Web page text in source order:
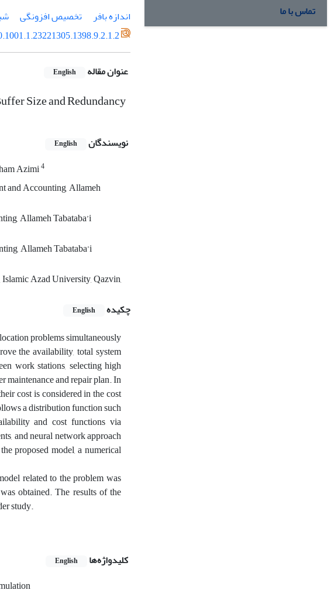
اندازه بافر
تخصیص افزونگی
عنوان مقاله English
Size and Redundancy
نویسندگان English
Azimi4
and Accounting, Allameh
Allameh Tabataba’i
Allameh Tabataba’i
Azad University, Qazvin,
چکیده
English
problems simultaneously
the availability, total system
work stations, selecting high
maintenance and repair plan. In
cost is considered in the cost
a distribution function such
and cost functions via
and neural network approach
proposed model, a numerical
related to the problem was
obtained. The results of the
study.
کلیدواژه‌ها English
تماس با ما